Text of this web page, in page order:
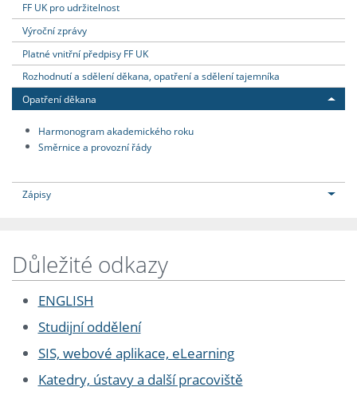
FF UK pro udržitelnost
Výroční zprávy
Platné vnitřní předpisy FF UK
Rozhodnutí a sdělení děkana, opatření a sdělení tajemníka
Opatření děkana
Harmonogram akademického roku
Směrnice a provozní řády
Zápisy
Důležité odkazy
ENGLISH
Studijní oddělení
SIS, webové aplikace, eLearning
Katedry, ústavy a další pracoviště